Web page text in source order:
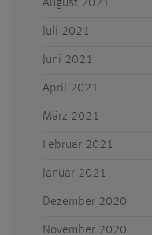
August 2021
Juli 2021
Juni 2021
April 2021
März 2021
Februar 2021
Januar 2021
Dezember 2020
November 2020